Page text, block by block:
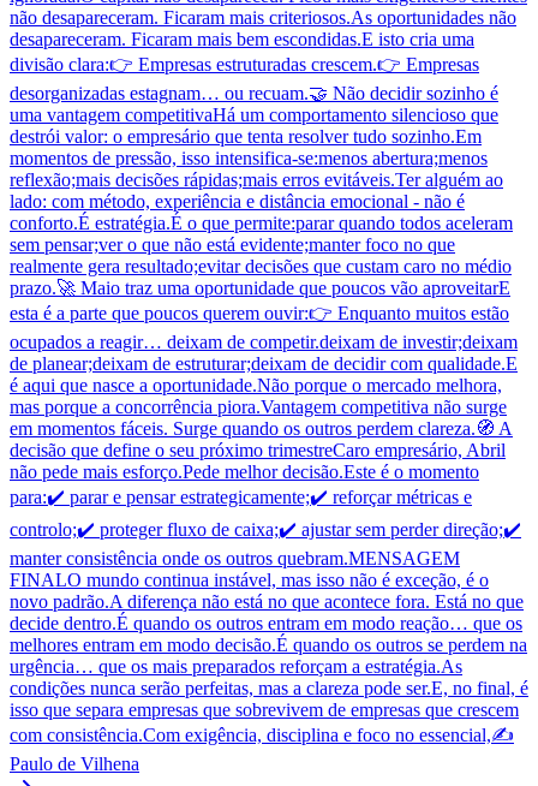
não desapareceram. Ficaram mais criteriosos.As oportunidades não
desapareceram. Ficaram mais bem escondidas.E isto cria uma
divisão clara:👉 Empresas estruturadas crescem.👉 Empresas
desorganizadas estagnam… ou recuam.🤝 Não decidir sozinho é
uma vantagem competitivaHá um comportamento silencioso que
destrói valor: o empresário que tenta resolver tudo sozinho.Em
momentos de pressão, isso intensifica-se:menos abertura;menos
reflexão;mais decisões rápidas;mais erros evitáveis.Ter alguém ao
lado: com método, experiência e distância emocional - não é
conforto.É estratégia.É o que permite:parar quando todos aceleram
sem pensar;ver o que não está evidente;manter foco no que
realmente gera resultado;evitar decisões que custam caro no médio
prazo.🚀 Maio traz uma oportunidade que poucos vão aproveitarE
esta é a parte que poucos querem ouvir:👉 Enquanto muitos estão
ocupados a reagir… deixam de competir.deixam de investir;deixam
de planear;deixam de estruturar;deixam de decidir com qualidade.E
é aqui que nasce a oportunidade.Não porque o mercado melhora,
mas porque a concorrência piora.Vantagem competitiva não surge
em momentos fáceis. Surge quando os outros perdem clareza.🧭 A
decisão que define o seu próximo trimestreCaro empresário, Abril
não pede mais esforço.Pede melhor decisão.Este é o momento
para:✔️ parar e pensar estrategicamente;✔️ reforçar métricas e
controlo;✔️ proteger fluxo de caixa;✔️ ajustar sem perder direção;✔️
manter consistência onde os outros quebram.MENSAGEM
FINALO mundo continua instável, mas isso não é exceção, é o
novo padrão.A diferença não está no que acontece fora. Está no que
decide dentro.É quando os outros entram em modo reação… que os
melhores entram em modo decisão.É quando os outros se perdem na
urgência… que os mais preparados reforçam a estratégia.As
condições nunca serão perfeitas, mas a clareza pode ser.E, no final, é
isso que separa empresas que sobrevivem de empresas que crescem
com consistência.Com exigência, disciplina e foco no essencial,✍️
Paulo de Vilhena